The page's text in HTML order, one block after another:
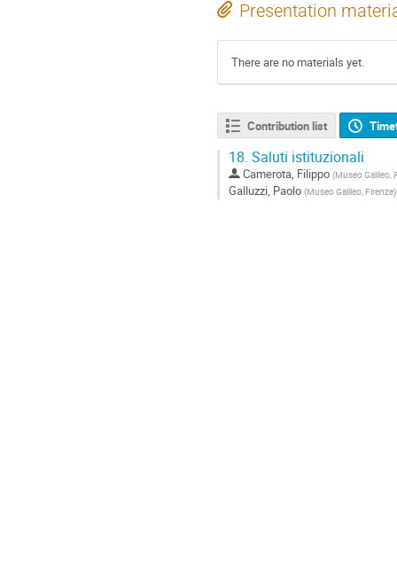
Presentation
There are no materials yet.
Contribution list
18. Saluti istituzionali
Camerota, Filippo (Museo Galileo,
Galluzzi, Paolo (Museo Galileo, Firenze)